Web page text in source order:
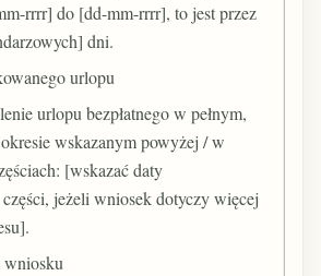
rrrr] do [dd-mm-rrrr], to jest przez
dni.
urlopu
urlopu bezpłatnego w pełnym,
wskazanym powyżej / w
[wskazać daty
jeżeli wniosek dotyczy więcej
wniosku